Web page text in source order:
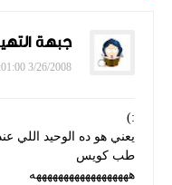
جبهة
3/26/2008 06:01:00 ص
:)
يعني هو ده الوحيد اللي
طب كويس
ههههههههههههههههههه